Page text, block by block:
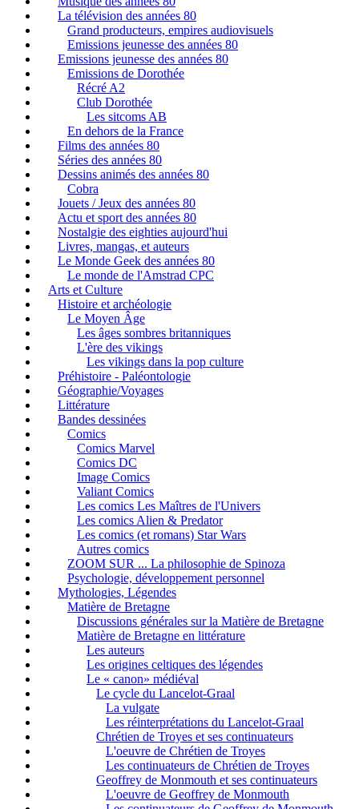
La télévision des années 80
Grand producteurs, empires audiovisuels
Emissions jeunesse des années 80
Emissions jeunesse des années 80
Emissions de Dorothée
Récré A2
Club Dorothée
Les sitcoms AB
En dehors de la France
Films des années 80
Séries des années 80
Dessins animés des années 80
Cobra
Jouets / Jeux des années 80
Actu et sport des années 80
Nostalgie des eighties aujourd'hui
Livres, mangas, et auteurs
Le Monde Geek des années 80
Le monde de l'Amstrad CPC
Arts et Culture
Histoire et archéologie
Le Moyen Âge
Les âges sombres britanniques
L'ère des vikings
Les vikings dans la pop culture
Préhistoire - Paléontologie
Géographie/Voyages
Littérature
Bandes dessinées
Comics
Comics Marvel
Comics DC
Image Comics
Valiant Comics
Les comics Les Maîtres de l'Univers
Les comics Alien & Predator
Les comics (et romans) Star Wars
Autres comics
ZOOM SUR ... La philosophie de Spinoza
Psychologie, développement personnel
Mythologies, Légendes
Matière de Bretagne
Discussions générales sur la Matière de Bretagne
Matière de Bretagne en littérature
Les auteurs
Les origines celtiques des légendes
Le « canon» médiéval
Le cycle du Lancelot-Graal
La vulgate
Les réinterprétations du Lancelot-Graal
Chrétien de Troyes et ses continuateurs
L'oeuvre de Chrétien de Troyes
Les continuateurs de Chrétien de Troyes
Geoffrey de Monmouth et ses continuateurs
L'oeuvre de Geoffrey de Monmouth